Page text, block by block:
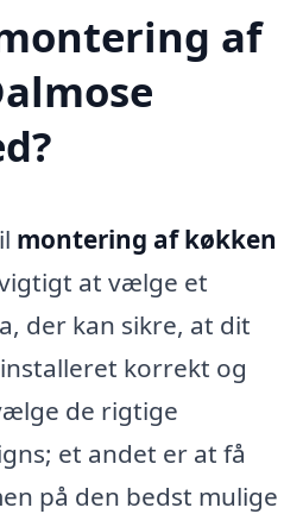
af
montering af køkken
at vælge et
der kan sikre, at dit
korrekt og
de rigtige
et andet er at få
på den bedst mulige